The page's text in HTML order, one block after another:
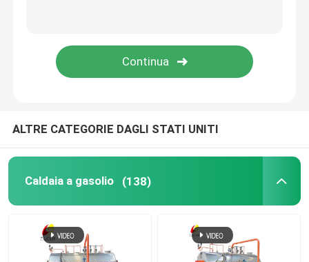
generatore di vapore elettrico
Fornace dell'aria calda
reattore rivestito di vetro
ALTRE CATEGORIE DAGLI STATI UNITI
Caldaia a gasolio (138)